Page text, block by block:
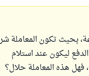
بحيث تكون المعاملة
ليكون عند استلام
فهل هذه المعاملة حلال؟